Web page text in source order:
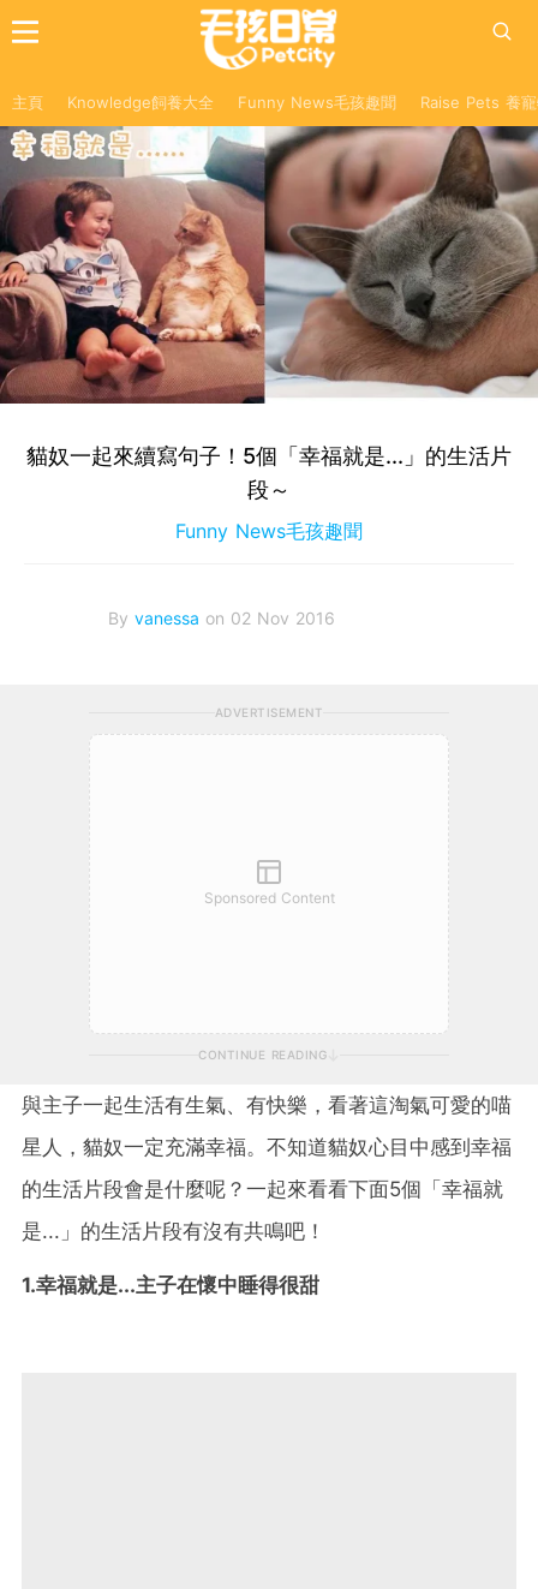
主頁 Knowledge飼養大全 Funny News毛孩趣聞 Raise Pets 養
貓奴一起來續寫句子！5個「幸福就是...」的生活片
段～
Funny News毛孩趣聞
By vanessa on 02 Nov 2016
ADVERTISEMENT
Sponsored Content
CONTINUE READING
與主子一起生活有生氣、有快樂，看著這淘氣可愛的喵
星人，貓奴一定充滿幸福。不知道貓奴心目中感到幸福
的生活片段會是什麼呢？一起來看看下面5個「幸福就
是...」的生活片段有沒有共鳴吧！
1.幸福就是...主子在懷中睡得很甜